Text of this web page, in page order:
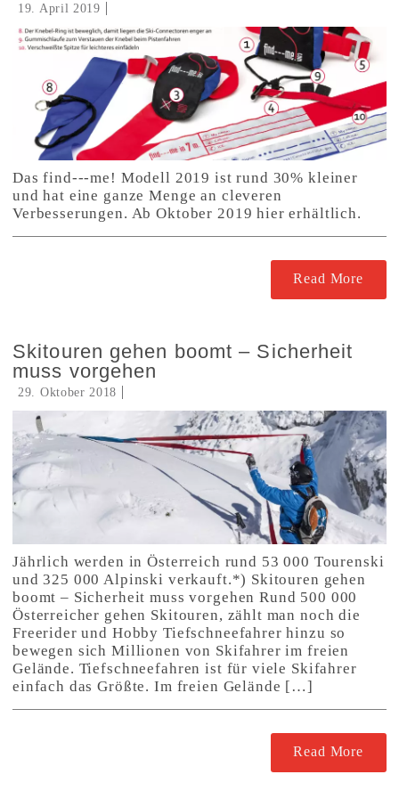
19. April 2019
Das find---me! Modell 2019 ist rund 30% kleiner
und hat eine ganze Menge an cleveren
Verbesserungen. Ab Oktober 2019 hier erhältlich.
Read More
Skitouren gehen boomt – Sicherheit
muss vorgehen
29. Oktober 2018
Jährlich werden in Österreich rund 53 000 Tourenski
und 325 000 Alpinski verkauft.*) Skitouren gehen
boomt – Sicherheit muss vorgehen Rund 500 000
Österreicher gehen Skitouren, zählt man noch die
Freerider und Hobby Tiefschneefahrer hinzu so
bewegen sich Millionen von Skifahrer im freien
Gelände. Tiefschneefahren ist für viele Skifahrer
einfach das Größte. Im freien Gelände […]
Read More